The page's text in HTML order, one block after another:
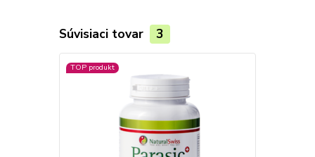
Súvisiaci tovar 3
TOP produkt